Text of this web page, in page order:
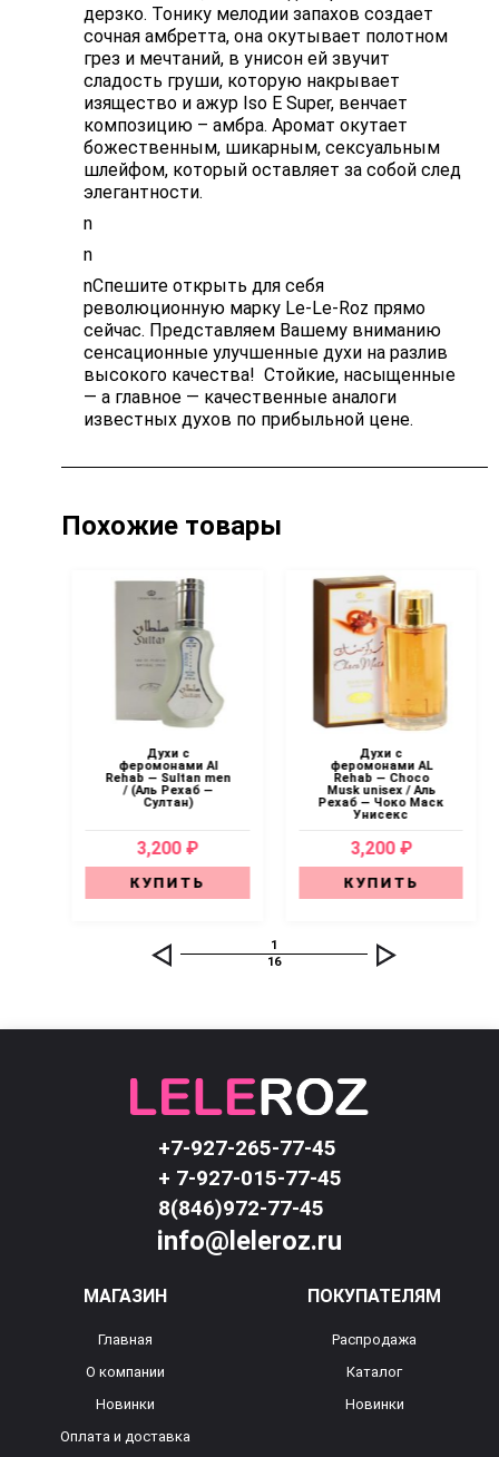
дерзко. Тонику мелодии запахов создает
сочная амбретта, она окутывает полотном
грез и мечтаний, в унисон ей звучит
сладость груши, которую накрывает
изящество и ажур Iso E Super, венчает
композицию – амбра. Аромат окутает
божественным, шикарным, сексуальным
шлейфом, который оставляет за собой след
элегантности.
n
n
nСпешите открыть для себя
революционную марку Le-Le-Roz прямо
сейчас. Представляем Вашему вниманию
сенсационные улучшенные духи на разлив
высокого качества! Стойкие, насыщенные
— а главное — качественные аналоги
известных духов по прибыльной цене.
Похожие товары
Духи с
феромонами Al
Rehab — Sultan men
/ (Аль Рехаб —
Султан)
3,200 ₽
КУПИТЬ
Духи с
феромонами AL
Rehab — Choco
Musk unisex / Аль
Рехаб — Чоко Маск
Унисекс
3,200 ₽
КУПИТЬ
1
16
+7-927-265-77-45
+ 7-927-015-77-45
8(846)972-77-45
info@leleroz.ru
МАГАЗИН
Главная
О компании
Новинки
Оплата и доставка
ПОКУПАТЕЛЯМ
Распродажа
Каталог
Новинки